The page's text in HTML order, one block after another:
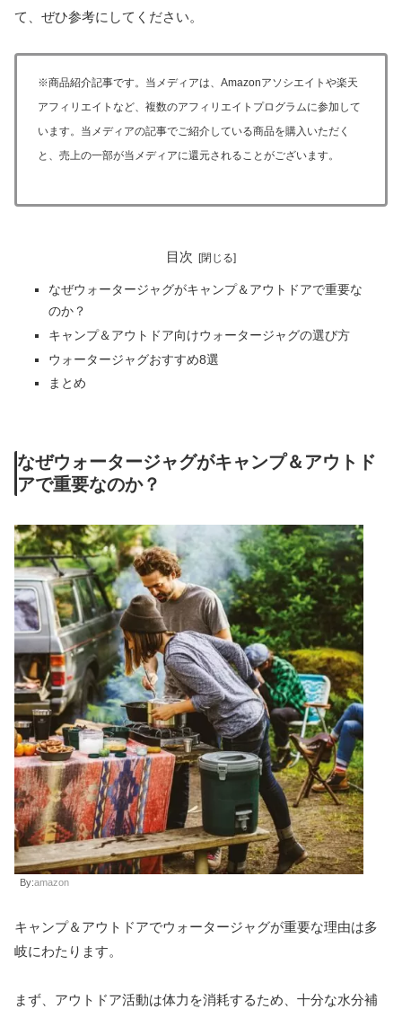
て、ぜひ参考にしてください。
※商品紹介記事です。当メディアは、Amazonアソシエイトや楽天
アフィリエイトなど、複数のアフィリエイトプログラムに参加して
います。当メディアの記事でご紹介している商品を購入いただく
と、売上の一部が当メディアに還元されることがございます。
目次
なぜウォータージャグがキャンプ＆アウトドアで重要な
のか？
キャンプ＆アウトドア向けウォータージャグの選び方
ウォータージャグおすすめ8選
まとめ
なぜウォータージャグがキャンプ＆アウトド
アで重要なのか？
By:amazon
キャンプ＆アウトドアでウォータージャグが重要な理由は多
岐にわたります。
まず、アウトドア活動は体力を消耗するため、十分な水分補